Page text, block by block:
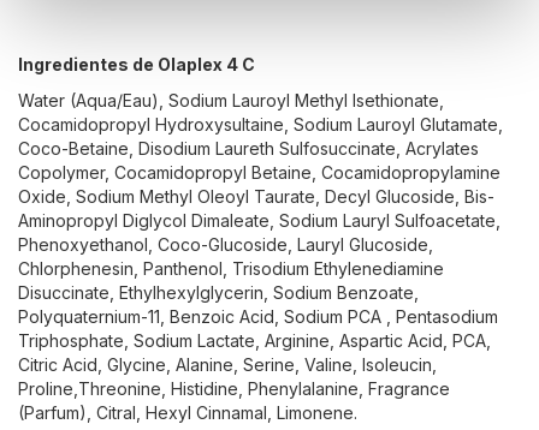
Ingredientes de Olaplex 4 C
Water (Aqua/Eau), Sodium Lauroyl Methyl Isethionate,
Cocamidopropyl Hydroxysultaine, Sodium Lauroyl Glutamate,
Coco-Betaine, Disodium Laureth Sulfosuccinate, Acrylates
Copolymer, Cocamidopropyl Betaine, Cocamidopropylamine
Oxide, Sodium Methyl Oleoyl Taurate, Decyl Glucoside, Bis-
Aminopropyl Diglycol Dimaleate, Sodium Lauryl Sulfoacetate,
Phenoxyethanol, Coco-Glucoside, Lauryl Glucoside,
Chlorphenesin, Panthenol, Trisodium Ethylenediamine
Disuccinate, Ethylhexylglycerin, Sodium Benzoate,
Polyquaternium-11, Benzoic Acid, Sodium PCA , Pentasodium
Triphosphate, Sodium Lactate, Arginine, Aspartic Acid, PCA,
Citric Acid, Glycine, Alanine, Serine, Valine, Isoleucin,
Proline,Threonine, Histidine, Phenylalanine, Fragrance
(Parfum), Citral, Hexyl Cinnamal, Limonene.